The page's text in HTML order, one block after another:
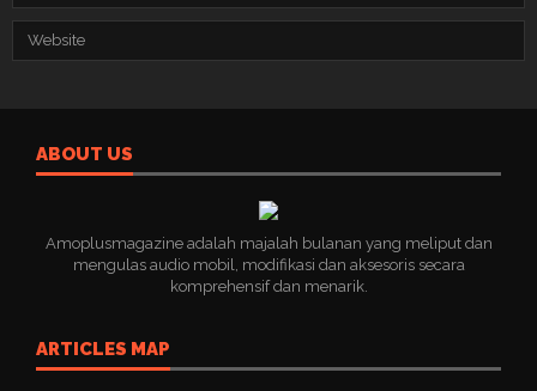
ABOUT US
Amoplusmagazine adalah majalah bulanan yang meliput dan
mengulas audio mobil, modifikasi dan aksesoris secara
komprehensif dan menarik.
ARTICLES MAP